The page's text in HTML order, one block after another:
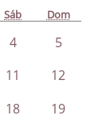
Sáb Dom
4
5
11
12
18 19